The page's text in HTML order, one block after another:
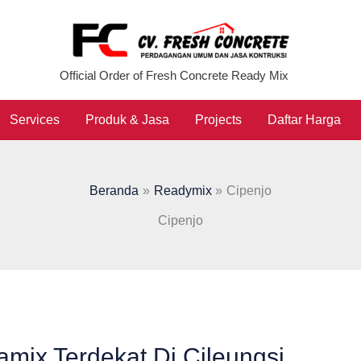
Official Order of Fresh Concrete Ready Mix
Services Produk & Jasa Projects Daftar Harga
Beranda Readymix Cipenjo
Cipenjo